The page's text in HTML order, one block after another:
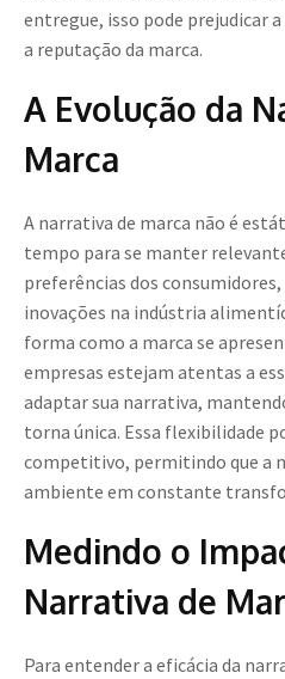
entregue, isso pode prejudicar
a reputação da marca.
A Evolução da
Marca
A narrativa de marca não é
tempo para se manter
preferências dos
inovações na indústria
forma como a marca se
empresas estejam atentas a
adaptar sua narrativa,
torna única. Essa flexibilidade
competitivo, permitindo que a
ambiente em constante
Medindo o
Narrativa de
Para entender a eficácia da